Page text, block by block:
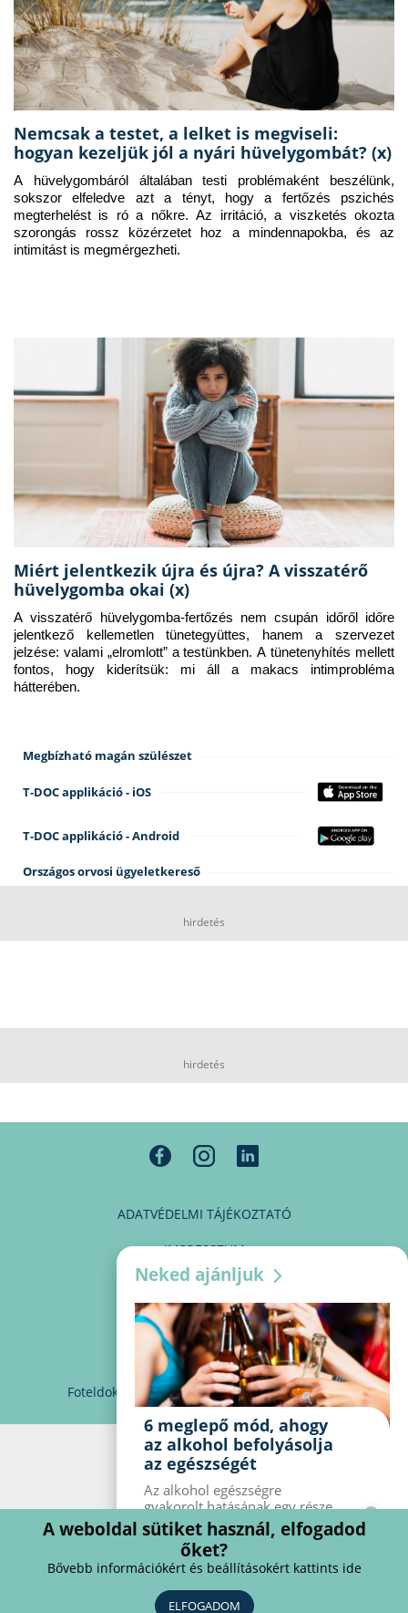
Nemcsak a testet, a lelket is megviseli:
hogyan kezeljük jól a nyári hüvelygombát? (x)
A hüvelygombáról általában testi problémaként beszélünk,
sokszor elfeledve azt a tényt, hogy a fertőzés pszichés
megterhelést is ró a nőkre. Az irritáció, a viszketés okozta
szorongás rossz közérzetet hoz a mindennapokba, és az
intimitást is megmérgezheti.
Miért jelentkezik újra és újra? A visszatérő
hüvelygomba okai (x)
A visszatérő hüvelygomba-fertőzés nem csupán időről időre
jelentkező kellemetlen tünetegyüttes, hanem a szervezet
jelzése: valami „elromlott” a testünkben. A tünetenyhítés mellett
fontos, hogy kiderítsük: mi áll a makacs intimprobléma
hátterében.
Megbízható magán szülészet
T-DOC applikáció - iOS
T-DOC applikáció - Android
Országos orvosi ügyeletkereső
hirdetés
hirdetés
ADATVÉDELMI TÁJÉKOZTATÓ
IMPRESSZUM
MÉDIAAJÁNLAT
PARTNEREINK
KAPCSOLAT
Foteldoki info@foteldoki.hu Süti beállítások
Neked ajánljuk
6 meglepő mód, ahogy
az alkohol befolyásolja
az egészségét
Az alkohol egészségre
gyakorolt ​​hatásának egy része
jól ismert, mások azonban
meglepők lehetnek. Van hat
kevésbé ismert hatás, amelyet
az alkohol gyakorol a
szervezetre.
A weboldal sütiket használ, elfogadod
őket?
Bővebb információkért és beállításokért kattints ide
ELFOGADOM